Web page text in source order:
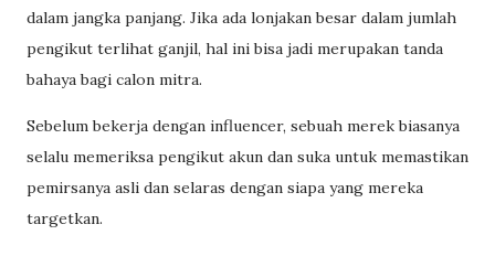
dalam jangka panjang. Jika ada lonjakan besar dalam jumlah
pengikut terlihat ganjil, hal ini bisa jadi merupakan tanda
bahaya bagi calon mitra.
Sebelum bekerja dengan influencer, sebuah merek biasanya
selalu memeriksa pengikut akun dan suka untuk memastikan
pemirsanya asli dan selaras dengan siapa yang mereka
targetkan.